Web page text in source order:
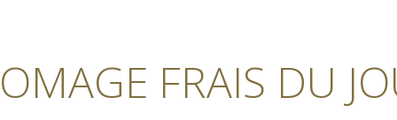
FRAIS DU